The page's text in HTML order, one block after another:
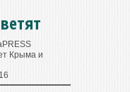
Крыма и